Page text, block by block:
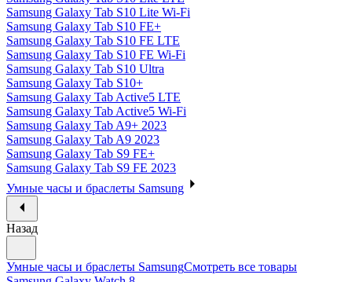
Samsung Galaxy Tab S10 Lite Wi-Fi
Samsung Galaxy Tab S10 FE+
Samsung Galaxy Tab S10 FE LTE
Samsung Galaxy Tab S10 FE Wi-Fi
Samsung Galaxy Tab S10 Ultra
Samsung Galaxy Tab S10+
Samsung Galaxy Tab Active5 LTE
Samsung Galaxy Tab Active5 Wi-Fi
Samsung Galaxy Tab A9+ 2023
Samsung Galaxy Tab A9 2023
Samsung Galaxy Tab S9 FE+
Samsung Galaxy Tab S9 FE 2023
Умные часы и браслеты Samsung
Назад
Умные часы и браслеты SamsungСмотреть все товары